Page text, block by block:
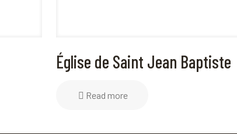
Église de Saint Jean Baptiste
Read more